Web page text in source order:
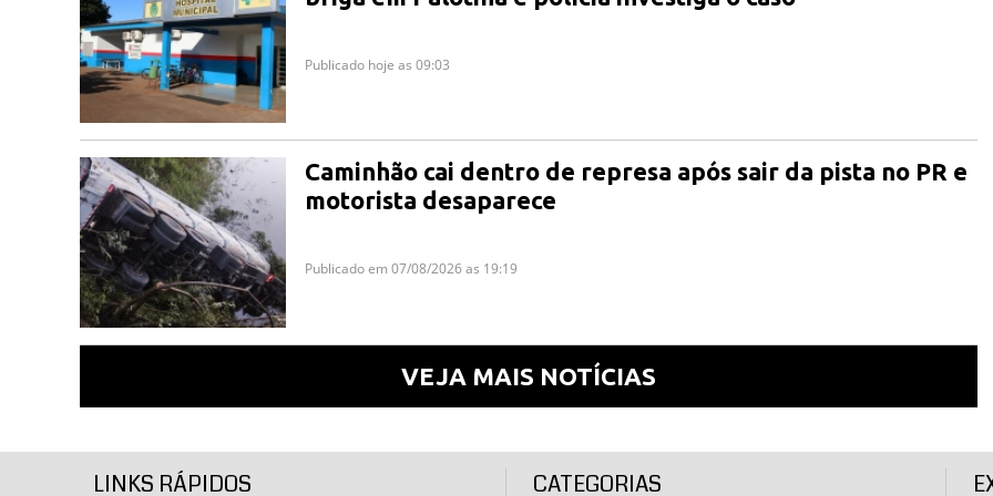
Publicado hoje as 09:03
Caminhão cai dentro de represa após sair da pista no PR e
motorista desaparece
Publicado em 07/08/2026 as 19:19
VEJA MAIS NOTÍCIAS
LINKS RÁPIDOS CATEGORIAS